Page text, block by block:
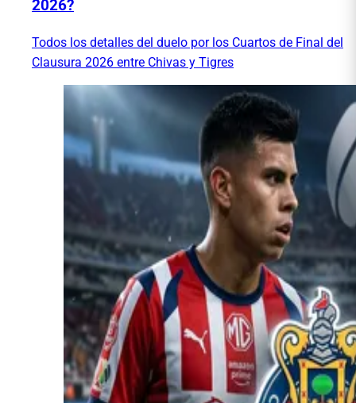
2026?
Todos los detalles del duelo por los Cuartos de Final del
Clausura 2026 entre Chivas y Tigres